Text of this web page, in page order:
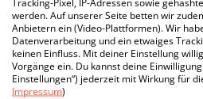
werden. Auf unserer Seite betten wir
Anbietern ein (Video-Plattformen). Wir
Datenverarbeitung und ein etwaiges
keinen Einfluss. Mit deiner Einstellung
Vorgänge ein. Du kannst deine
Einstellungen“) jederzeit mit Wirkung für
Impressum)